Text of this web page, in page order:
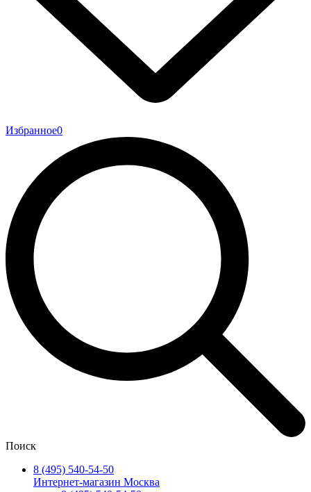
Избранное0
Поиск
8 (495) 540-54-50
Интернет-магазин Москва